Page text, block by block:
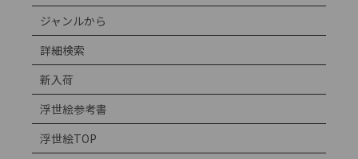
ジャンルから
詳細検索
新入荷
浮世絵参考書
浮世絵TOP